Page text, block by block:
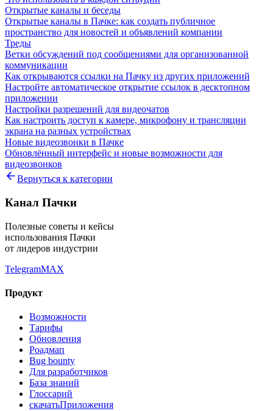
Открытые каналы и беседы
Открытые каналы в Пачке: как создать публичное
пространство для новостей и объявлений компании
Треды
Ветки обсуждений под сообщениями для организованной
коммуникации
Как открываются ссылки на Пачку из других приложений
Настройте автоматическое открытие ссылок в десктопном
приложении
Настройки разрешений для видеочатов
Как настроить доступ к камере, микрофону и трансляции
экрана на разных устройствах
Новые видеозвонки в Пачке
Обновлённый интерфейс и новые возможности для
видеозвонков
Вернуться к категории
Канал Пачки
Полезные советы и кейсы
использования Пачки
от лидеров индустрии
TelegramMAX
Продукт
Возможности
Тарифы
Обновления
Роадмап
Bug bounty
Для разработчиков
База знаний
Глоссарий
скачатьПриложения